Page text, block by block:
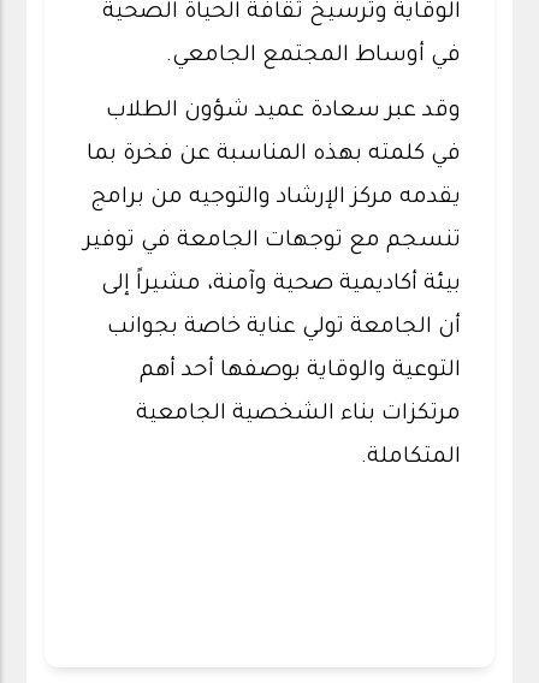
الوقاية وترسيخ ثقافة الحياة الصحية
في أوساط المجتمع الجامعي.
وقد عبر سعادة عميد شؤون الطلاب
في كلمته بهذه المناسبة عن فخرة بما
يقدمه مركز الإرشاد والتوجيه من برامج
تنسجم مع توجهات الجامعة في توفير
بيئة أكاديمية صحية وآمنة، مشيراً إلى
أن الجامعة تولي عناية خاصة بجوانب
التوعية والوقاية بوصفها أحد أهم
مرتكزات بناء الشخصية الجامعية
المتكاملة.